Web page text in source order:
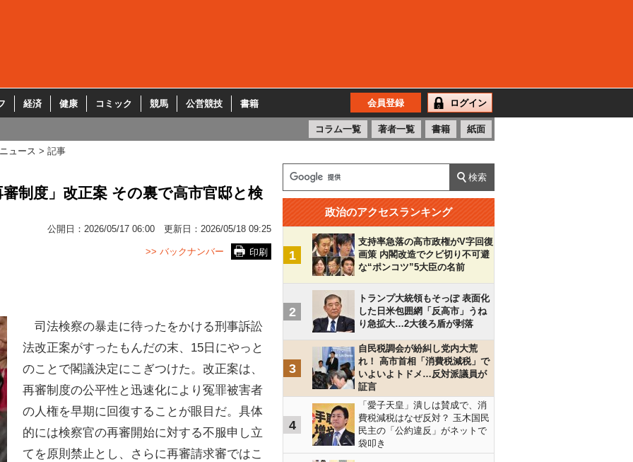
経済 健康 コミック 競馬 公営競技 書籍 会員登録 ログイン
コラム一覧 著者一覧 書籍 紙面
ュース 記事
制度」改正案 その裏で高市官邸と検
公開日： 2026/05/17 06:00 更新日： 2026/05/18 09:25
印刷
>> バックナンバー
司法検察の暴走に待ったをかける刑事訴訟
法改正案がすったもんだの末、15日にやっと
のことで閣議決定にこぎつけた。改正案は、
再審制度の公平性と迅速化により冤罪被害者
の人権を早期に回復することが眼目だ。具体
的には検察官の再審開始に対する不服申し立
てを原則禁止とし、さらに再審請求審ではこ
政治のアクセスランキング
1
支持率急落の高市政権がV字回復
画策 内閣改造でクビ切り不可避
な“ポンコツ”5大臣の名前
2
トランプ大統領もそっぽ 表面化
した日米包囲網「反高市」うね
り急拡大…2大後ろ盾が剥落
3
自民税調会が紛糾し党内大荒
れ！ 高市首相「消費税減税」で
いよいよトドメ…反対派議員が
証言
4
「愛子天皇」潰しは賛成で、消
費税減税はなぜ反対？ 玉木国民
民主の「公約違反」がネットで
袋叩き